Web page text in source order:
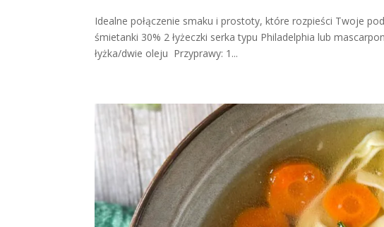
Idealne połączenie smaku i prostoty, które rozpieści Twoje
śmietanki 30% 2 łyżeczki serka typu Philadelphia lub
łyżka/dwie oleju Przyprawy: 1...